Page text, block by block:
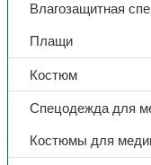
Влагозащитная
Плащи
Костюм
Спецодежда для
Костюмы для
Перчатки
кожа, р. 10,
305,00₽
В избранное